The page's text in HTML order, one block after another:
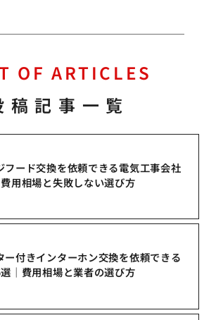
OF ARTICLES
稿記事一覧
フード交換を依頼できる電気工事会社
用相場と失敗しない選び方
ー付きインターホン交換を依頼できる
｜費用相場と業者の選び方